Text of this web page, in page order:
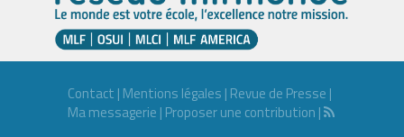
Contact | Mentions légales | Revue de Presse |
Ma messagerie | Proposer une contribution |